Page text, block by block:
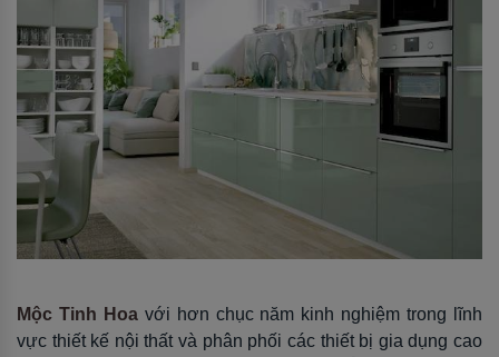
Mộc Tinh Hoavới hơn chục năm kinh nghiệm trong lĩnh
vực thiết kế nội thất và phân phối các thiết bị gia dụng cao